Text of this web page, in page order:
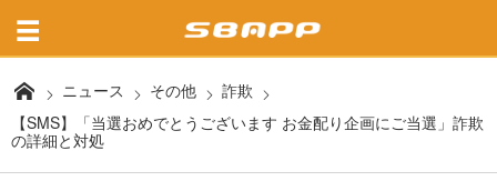
ニュース その他
詐欺
【SMS】「当選おめでとうございます お金配り企画にご当選」詐欺
の詳細と対処